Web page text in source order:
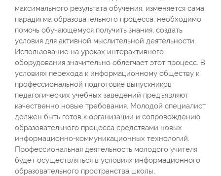
максимального результата обучения, изменяется сама
парадигма образовательного процесса: необходимо
помочь обучающемуся получить знания, создать
условия для активной мыслительной деятельности.
Использование на уроках интерактивного
оборудования значительно облегчает этот процесс. В
условиях перехода к информационному обществу к
профессиональной подготовке выпускников
педагогических учебных заведений предъявляют
качественно новые требования. Молодой специалист
должен быть готов к организации и сопровождению
образовательного процесса средствами новых
информационно-коммуникационных технологий.
Профессиональная деятельность молодого учителя
будет осуществляться в условиях информационного
образовательного пространства школы,